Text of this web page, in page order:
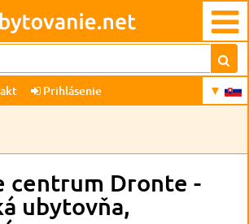
Prihlásenie
centrum Dronte -
ubytovňa,